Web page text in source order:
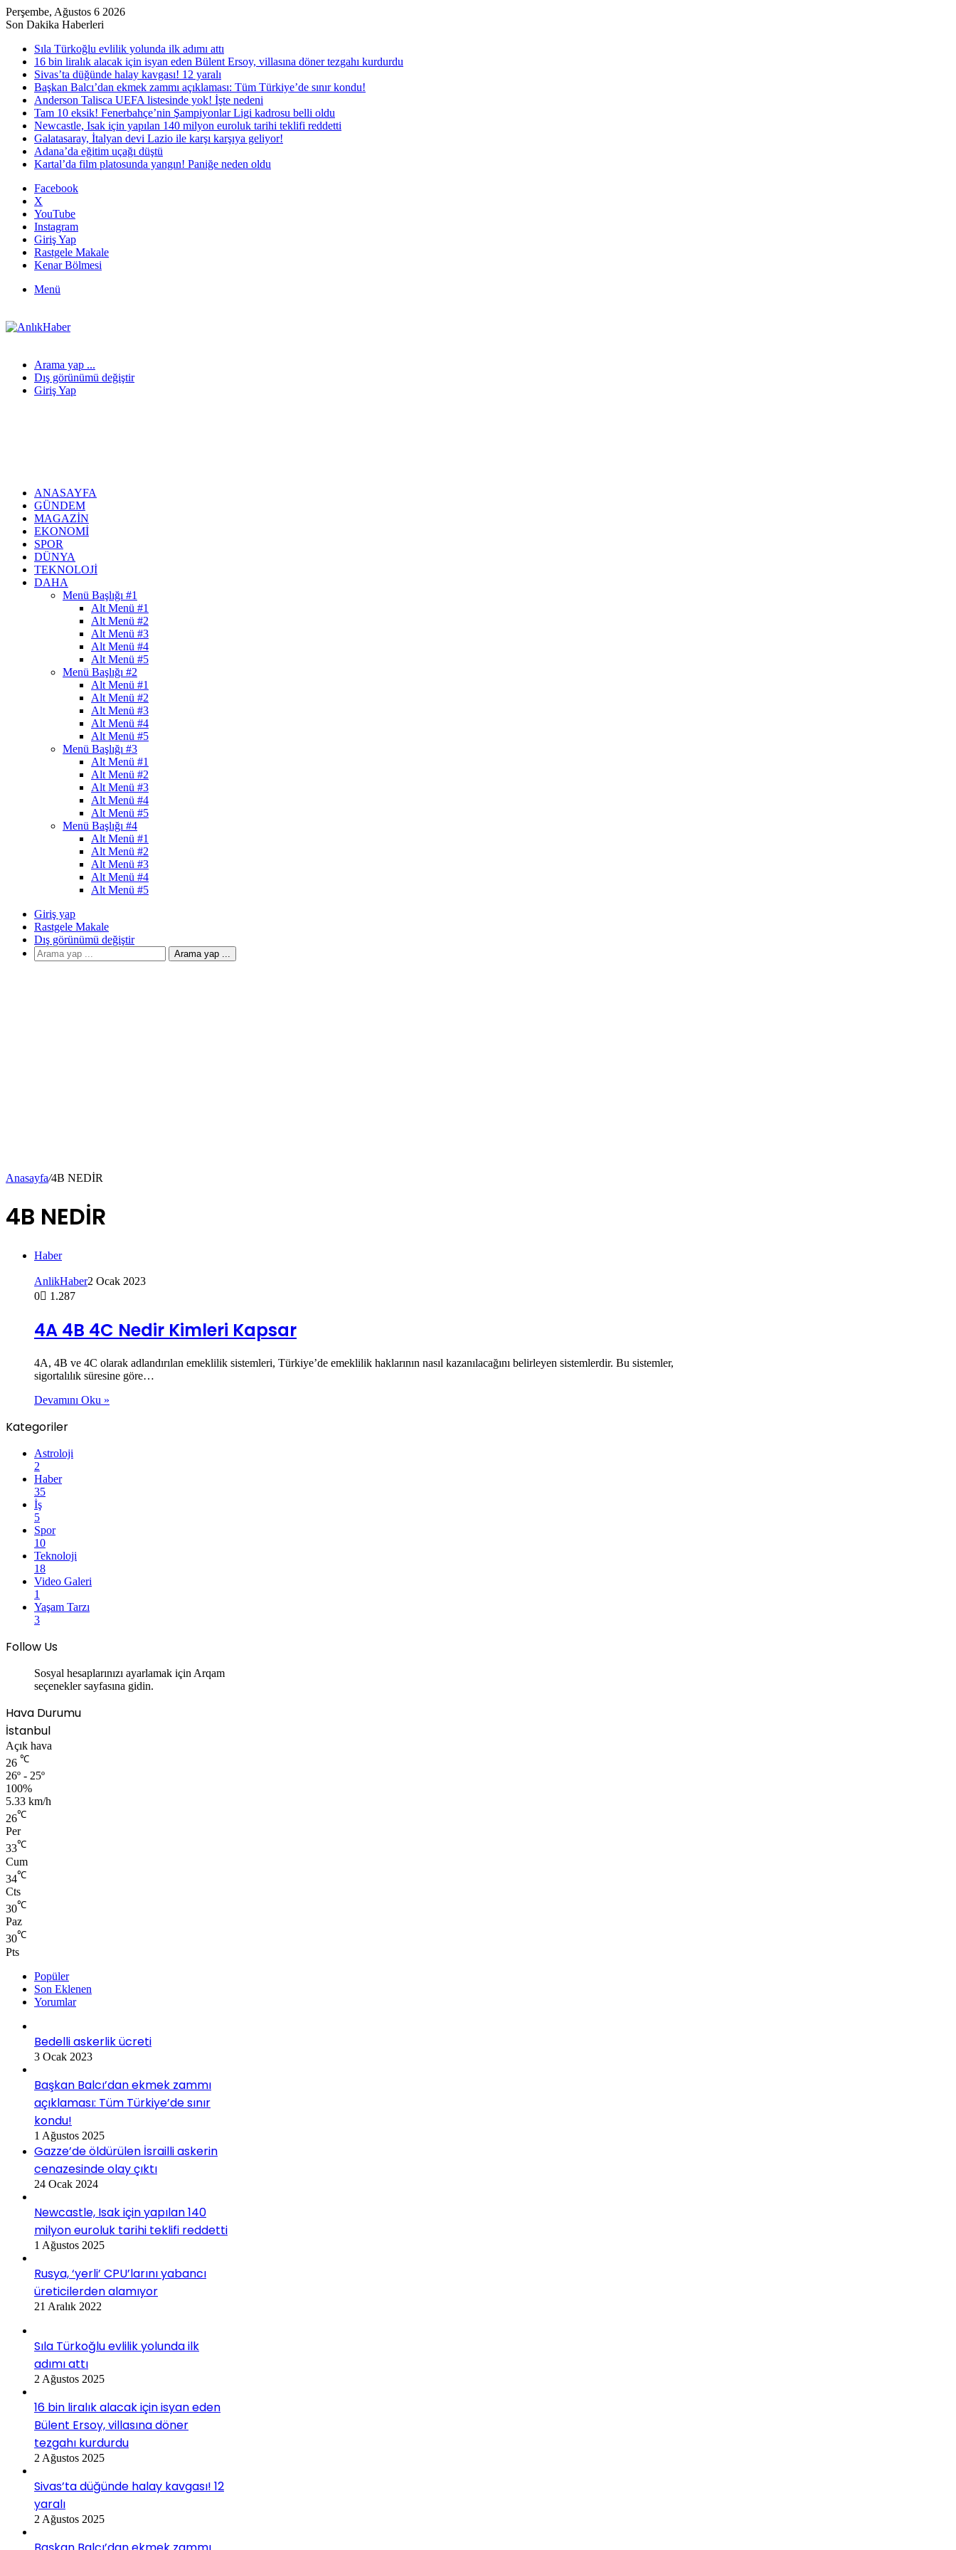
Perşembe, Ağustos 6 2026
Son Dakika Haberleri
Sıla Türkoğlu evlilik yolunda ilk adımı attı
16 bin liralık alacak için isyan eden Bülent Ersoy, villasına döner tezgahı kurdurdu
Sivas’ta düğünde halay kavgası! 12 yaralı
Başkan Balcı’dan ekmek zammı açıklaması: Tüm Türkiye’de sınır kondu!
Anderson Talisca UEFA listesinde yok! İşte nedeni
Tam 10 eksik! Fenerbahçe’nin Şampiyonlar Ligi kadrosu belli oldu
Newcastle, Isak için yapılan 140 milyon euroluk tarihi teklifi reddetti
Galatasaray, İtalyan devi Lazio ile karşı karşıya geliyor!
Adana’da eğitim uçağı düştü
Kartal’da film platosunda yangın! Paniğe neden oldu
Facebook
X
YouTube
Instagram
Giriş Yap
Rastgele Makale
Kenar Bölmesi
Menü
Arama yap ...
Dış görünümü değiştir
Giriş Yap
ANASAYFA
GÜNDEM
MAGAZIN
EKONOMI
SPOR
DÜNYA
TEKNOLOJI
DAHA
Menü Başlığı #1
Alt Menü #1
Alt Menü #2
Alt Menü #3
Alt Menü #4
Alt Menü #5
Menü Başlığı #2
Alt Menü #1
Alt Menü #2
Alt Menü #3
Alt Menü #4
Alt Menü #5
Menü Başlığı #3
Alt Menü #1
Alt Menü #2
Alt Menü #3
Alt Menü #4
Alt Menü #5
Menü Başlığı #4
Alt Menü #1
Alt Menü #2
Alt Menü #3
Alt Menü #4
Alt Menü #5
Giriş yap
Rastgele Makale
Dış görünümü değiştir
Arama yap ...
Anasayfa/4B NEDİR
4B NEDİR
Haber
AnlikHaber2 Ocak 2023
0
1.287
4A 4B 4C Nedir Kimleri Kapsar
4A, 4B ve 4C olarak adlandırılan emeklilik sistemleri, Türkiye’de emeklilik haklarının nasıl kazanılacağını belirleyen sistemlerdir. Bu sistemler,
sigortalılık süresine göre…
Devamını Oku »
Kategoriler
Astroloji
2
Haber
35
İş
5
Spor
10
Teknoloji
18
Video Galeri
1
Yaşam Tarzı
3
Follow Us
Sosyal hesaplarınızı ayarlamak için Arqam
seçenekler sayfasına gidin.
Hava Durumu
İstanbul
Açık hava
26 ℃
26º - 25º
100%
5.33 km/h
26℃
Per
33℃
Cum
34℃
Cts
30℃
Paz
30℃
Pts
Popüler
Son Eklenen
Yorumlar
Bedelli askerlik ücreti
3 Ocak 2023
Başkan Balcı’dan ekmek zammı
açıklaması: Tüm Türkiye’de sınır
kondu!
1 Ağustos 2025
Gazze’de öldürülen İsrailli askerin
cenazesinde olay çıktı
24 Ocak 2024
Newcastle, Isak için yapılan 140
milyon euroluk tarihi teklifi reddetti
1 Ağustos 2025
Rusya, ‘yerli’ CPU’larını yabancı
üreticilerden alamıyor
21 Aralık 2022
Sıla Türkoğlu evlilik yolunda ilk
adımı attı
2 Ağustos 2025
16 bin liralık alacak için isyan eden
Bülent Ersoy, villasına döner
tezgahı kurdurdu
2 Ağustos 2025
Sivas’ta düğünde halay kavgası! 12
yaralı
2 Ağustos 2025